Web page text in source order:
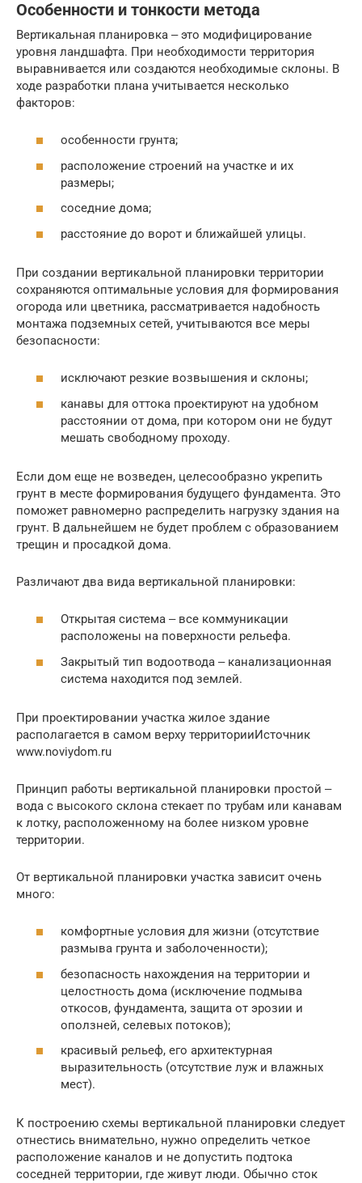
Особенности и тонкости метода
Вертикальная планировка ‒ это модифицирование
уровня ландшафта. При необходимости территория
выравнивается или создаются необходимые склоны. В
ходе разработки плана учитывается несколько
факторов:
особенности грунта;
расположение строений на участке и их
размеры;
соседние дома;
расстояние до ворот и ближайшей улицы.
При создании вертикальной планировки территории
сохраняются оптимальные условия для формирования
огорода или цветника, рассматривается надобность
монтажа подземных сетей, учитываются все меры
безопасности:
исключают резкие возвышения и склоны;
канавы для оттока проектируют на удобном
расстоянии от дома, при котором они не будут
мешать свободному проходу.
Если дом еще не возведен, целесообразно укрепить
грунт в месте формирования будущего фундамента. Это
поможет равномерно распределить нагрузку здания на
грунт. В дальнейшем не будет проблем с образованием
трещин и просадкой дома.
Различают два вида вертикальной планировки:
Открытая система ‒ все коммуникации
расположены на поверхности рельефа.
Закрытый тип водоотвода ‒ канализационная
система находится под землей.
При проектировании участка жилое здание
располагается в самом верху территорииИсточник
www.noviydom.ru
Принцип работы вертикальной планировки простой ‒
вода с высокого склона стекает по трубам или канавам
к лотку, расположенному на более низком уровне
территории.
От вертикальной планировки участка зависит очень
много:
комфортные условия для жизни (отсутствие
размыва грунта и заболоченности);
безопасность нахождения на территории и
целостность дома (исключение подмыва
откосов, фундамента, защита от эрозии и
оползней, селевых потоков);
красивый рельеф, его архитектурная
выразительность (отсутствие луж и влажных
мест).
К построению схемы вертикальной планировки следует
отнестись внимательно, нужно определить четкое
расположение каналов и не допустить подтока
соседней территории, где живут люди. Обычно сток